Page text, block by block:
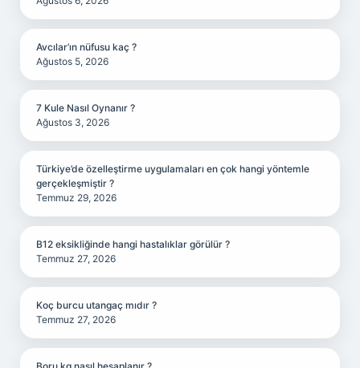
Avcılar’ın nüfusu kaç ?
Ağustos 5, 2026
7 Kule Nasıl Oynanır ?
Ağustos 3, 2026
Türkiye’de özelleştirme uygulamaları en çok hangi yöntemle
gerçekleşmiştir ?
Temmuz 29, 2026
B12 eksikliğinde hangi hastalıklar görülür ?
Temmuz 27, 2026
Koç burcu utangaç mıdır ?
Temmuz 27, 2026